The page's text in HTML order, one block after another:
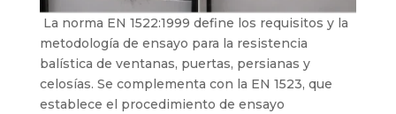
La norma EN 1522:1999 define los requisitos y la
metodología de ensayo para la resistencia
balística de ventanas, puertas, persianas y
celosías. Se complementa con la EN 1523, que
establece el procedimiento de ensayo